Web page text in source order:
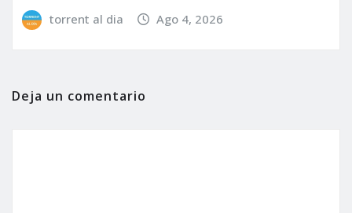
torrent al dia Ago 4, 2026
Deja un comentario